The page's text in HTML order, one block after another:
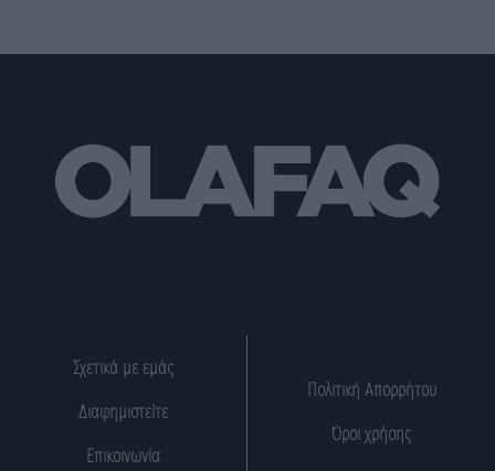
Σχετικά με εμάς
Διαφημιστείτε
Επικοινωνία
Πολιτική Απορρήτου
Όροι χρήσης